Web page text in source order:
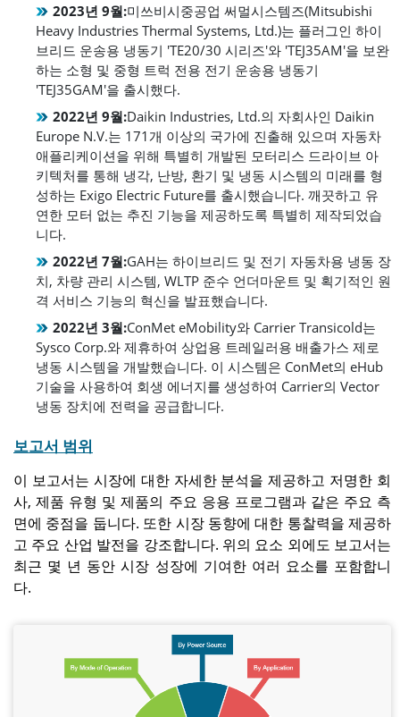
2023년 9월:미쓰비시중공업 써멀시스템즈(Mitsubishi
Heavy Industries Thermal Systems, Ltd.)는 플러그인 하이
브리드 운송용 냉동기 'TE20/30 시리즈'와 'TEJ35AM'을 보완
하는 소형 및 중형 트럭 전용 전기 운송용 냉동기
'TEJ35GAM'을 출시했다.
2022년 9월:Daikin Industries, Ltd.의 자회사인 Daikin
Europe N.V.는 171개 이상의 국가에 진출해 있으며 자동차
애플리케이션을 위해 특별히 개발된 모터리스 드라이브 아
키텍처를 통해 냉각, 난방, 환기 및 냉동 시스템의 미래를 형
성하는 Exigo Electric Future를 출시했습니다. 깨끗하고 유
연한 모터 없는 추진 기능을 제공하도록 특별히 제작되었습
니다.
2022년 7월:GAH는 하이브리드 및 전기 자동차용 냉동 장
치, 차량 관리 시스템, WLTP 준수 언더마운트 및 획기적인 원
격 서비스 기능의 혁신을 발표했습니다.
2022년 3월:ConMet eMobility와 Carrier Transicold는
Sysco Corp.와 제휴하여 상업용 트레일러용 배출가스 제로
냉동 시스템을 개발했습니다. 이 시스템은 ConMet의 eHub
기술을 사용하여 회생 에너지를 생성하여 Carrier의 Vector
냉동 장치에 전력을 공급합니다.
보고서 범위
이 보고서는 시장에 대한 자세한 분석을 제공하고 저명한 회
사, 제품 유형 및 제품의 주요 응용 프로그램과 같은 주요 측
면에 중점을 둡니다. 또한 시장 동향에 대한 통찰력을 제공하
고 주요 산업 발전을 강조합니다. 위의 요소 외에도 보고서는
최근 몇 년 동안 시장 성장에 기여한 여러 요소를 포함합니
다.